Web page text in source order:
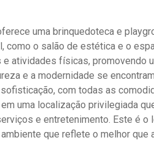
uma brinquedoteca e
como o salão de estética e o
atividades físicas, promovendo
e a modernidade se
com todas as
uma localização privilegiada
e entretenimento. Este é
que reflete o melhor que